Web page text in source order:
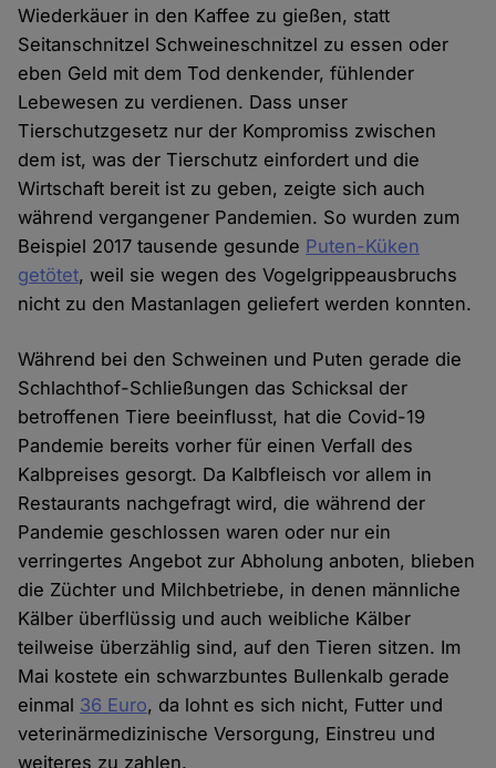
Wiederkäuer in den Kaffee zu gießen, statt
Seitanschnitzel Schweineschnitzel zu essen oder
eben Geld mit dem Tod denkender, fühlender
Lebewesen zu verdienen. Dass unser
Tierschutzgesetz nur der Kompromiss zwischen
dem ist, was der Tierschutz einfordert und die
Wirtschaft bereit ist zu geben, zeigte sich auch
während vergangener Pandemien. So wurden zum
Beispiel 2017 tausende gesunde Puten-Küken
getötet, weil sie wegen des Vogelgrippeausbruchs
nicht zu den Mastanlagen geliefert werden konnten.
Während bei den Schweinen und Puten gerade die
Schlachthof-Schließungen das Schicksal der
betroffenen Tiere beeinflusst, hat die Covid-19
Pandemie bereits vorher für einen Verfall des
Kalbpreises gesorgt. Da Kalbfleisch vor allem in
Restaurants nachgefragt wird, die während der
Pandemie geschlossen waren oder nur ein
verringertes Angebot zur Abholung anboten, blieben
die Züchter und Milchbetriebe, in denen männliche
Kälber überflüssig und auch weibliche Kälber
teilweise überzählig sind, auf den Tieren sitzen. Im
Mai kostete ein schwarzbuntes Bullenkalb gerade
einmal 36 Euro, da lohnt es sich nicht, Futter und
veterinärmedizinische Versorgung, Einstreu und
weiteres zu zahlen.